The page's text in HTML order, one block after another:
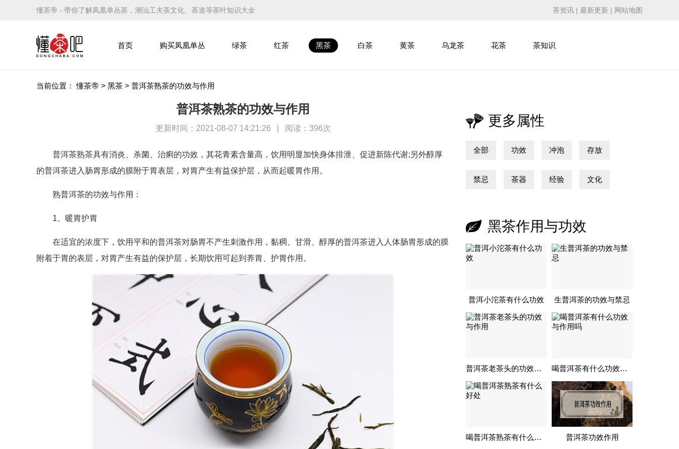
懂茶帝 - 带你了解凤凰单丛茶，潮汕工夫茶文化、茶道等茶叶知识大全 茶资讯 | 最新更新 | 网站地图
首页 购买凤凰单丛 绿茶 红茶 黑茶 白茶 黄茶 乌龙茶 花茶 茶知识
当前位置：懂茶帝 > 黑茶 > 普洱茶熟茶的功效与作用
普洱茶熟茶的功效与作用
更新时间：2021-08-07 14:21:26 阅读： 396次
普洱茶熟茶具有消炎、杀菌、治痢的功效，其花青素含量高，饮用明显加快身体排泄、促进新陈代谢;另外醇厚
的普洱茶进入肠胃形成的膜附于胃表层，对胃产生有益保护层，从而起暖胃作用。
熟普洱茶的功效与作用：
1、暖胃护胃
在适宜的浓度下，饮用平和的普洱茶对肠胃不产生刺激作用，黏稠、甘滑、醇厚的普洱茶进入人体肠胃形成的膜
附着于胃的表层，对胃产生有益的保护层，长期饮用可起到养胃、护胃作用。
更多属性
全部 功效 冲泡 存放
禁忌 茶器 经验 文化
黑茶作用与功效
普洱小沱茶有什么功效 生普洱茶的功效与禁忌
普洱茶老茶头的功效与作用 喝普洱茶有什么功效与作用吗
喝普洱茶熟茶有什么好处 普洱茶功效作用